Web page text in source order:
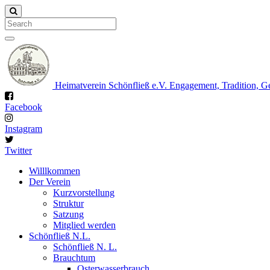
Search
Heimatverein Schönfließ e.V. Engagement, Tradition,
Facebook
Instagram
Twitter
Willlkommen
Der Verein
Kurzvorstellung
Struktur
Satzung
Mitglied werden
Schönfließ N.L.
Schönfließ N. L.
Brauchtum